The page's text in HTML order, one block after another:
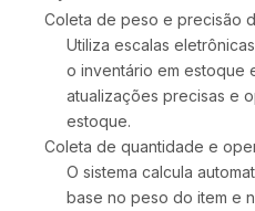
Coleta de peso e precisão
Utiliza escalas
o inventário em estoque
atualizações precisas e
estoque.
Coleta de quantidade e
O sistema calcula
base no peso do item e